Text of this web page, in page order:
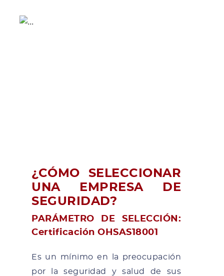
¿CÓMO SELECCIONAR
UNA EMPRESA DE
SEGURIDAD?
PARÁMETRO DE SELECCIÓN:
Certificación OHSAS18001
Es un mínimo en la preocupación
por la seguridad y salud de sus